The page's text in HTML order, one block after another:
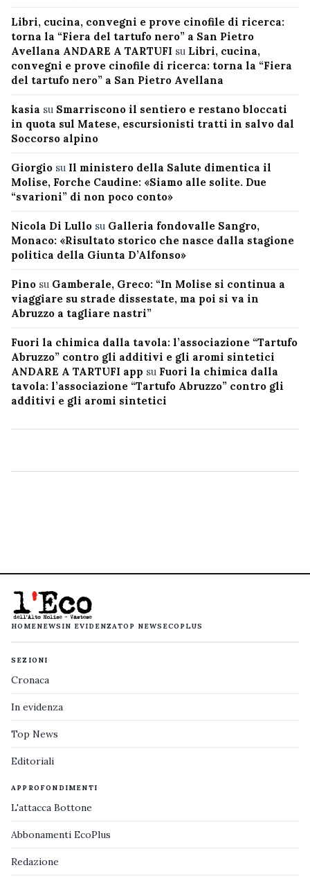
Libri, cucina, convegni e prove cinofile di ricerca:
torna la “Fiera del tartufo nero” a San Pietro
Avellana ANDARE A TARTUFI su Libri, cucina,
convegni e prove cinofile di ricerca: torna la “Fiera
del tartufo nero” a San Pietro Avellana
kasia su Smarriscono il sentiero e restano bloccati
in quota sul Matese, escursionisti tratti in salvo dal
Soccorso alpino
Giorgio su Il ministero della Salute dimentica il
Molise, Forche Caudine: «Siamo alle solite. Due
“svarioni” di non poco conto»
Nicola Di Lullo su Galleria fondovalle Sangro,
Monaco: «Risultato storico che nasce dalla stagione
politica della Giunta D’Alfonso»
Pino su Gamberale, Greco: “In Molise si continua a
viaggiare su strade dissestate, ma poi si va in
Abruzzo a tagliare nastri”
Fuori la chimica dalla tavola: l’associazione “Tartufo
Abruzzo” contro gli additivi e gli aromi sintetici
ANDARE A TARTUFI app su Fuori la chimica dalla
tavola: l’associazione “Tartufo Abruzzo” contro gli
additivi e gli aromi sintetici
HOMENEWS IN EVIDENZATOP NEWS ECOPLUS
SEZIONI
Cronaca
In evidenza
Top News
Editoriali
APPROFONDIMENTI
L'attacca Bottone
Abbonamenti EcoPlus
Redazione